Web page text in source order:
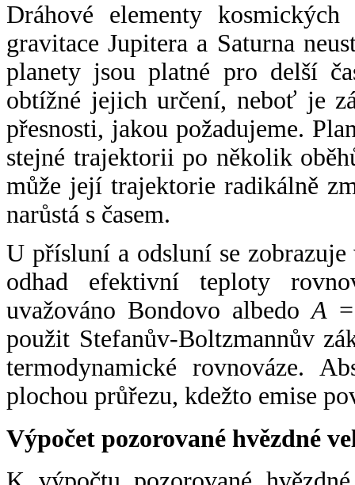
Dráhové elementy
gravitace Jupitera a Saturna
planety jsou platné pro delší
obtížné jejich určení, neboť je
přesnosti, jakou požadujeme.
stejné trajektorii po několik
může její trajektorie radikálně
narůstá s časem.
U přísluní a odsluní se
odhad efektivní teploty
uvažováno Bondovo albedoA
použit Stefanův-Boltzmannův
termodynamické rovnováze.
plochou průřezu, kdežto emise
Výpočet pozorované hvězdné